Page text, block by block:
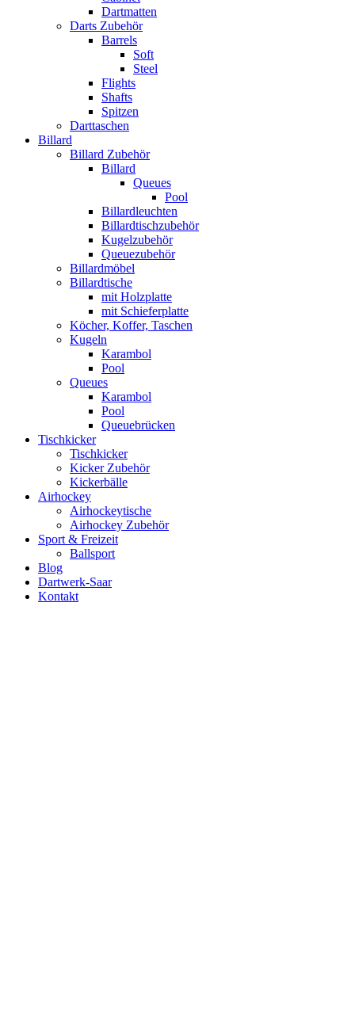
Dartmatten
Darts Zubehör
Barrels
Soft
Steel
Flights
Shafts
Spitzen
Darttaschen
Billard
Billard Zubehör
Billard
Queues
Pool
Billardleuchten
Billardtischzubehör
Kugelzubehör
Queuezubehör
Billardmöbel
Billardtische
mit Holzplatte
mit Schieferplatte
Köcher, Koffer, Taschen
Kugeln
Karambol
Pool
Queues
Karambol
Pool
Queuebrücken
Tischkicker
Tischkicker
Kicker Zubehör
Kickerbälle
Airhockey
Airhockeytische
Airhockey Zubehör
Sport & Freizeit
Ballsport
Blog
Dartwerk-Saar
Kontakt